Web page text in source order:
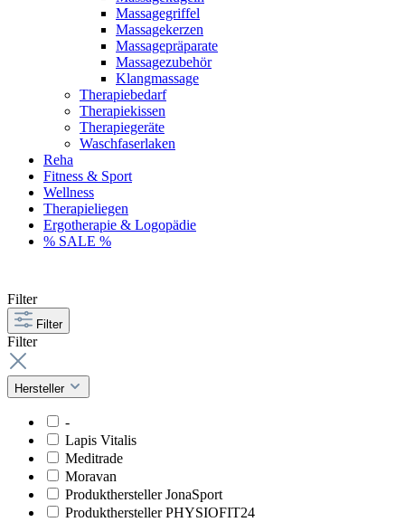
Massagegriffel
Massagekerzen
Massagepräparate
Massagezubehör
Klangmassage
Therapiebedarf
Therapiekissen
Therapiegeräte
Waschfaserlaken
Reha
Fitness & Sport
Wellness
Therapieliegen
Ergotherapie & Logopädie
% SALE %
Filter
Filter
Filter
Hersteller
-
Lapis Vitalis
Meditrade
Moravan
Produkthersteller JonaSport
Produkthersteller PHYSIOFIT24